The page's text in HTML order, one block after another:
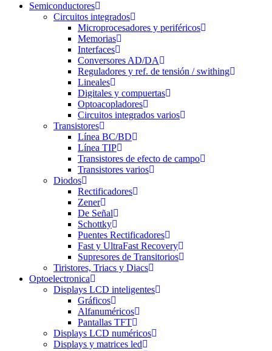
Semiconductores
Circuitos integrados
Microprocesadores y periféricos
Memorias
Interfaces
Conversores AD/DA
Reguladores y ref. de tensión / swithing
Lineales
Digitales y compuertas
Optoacopladores
Circuitos integrados varios
Transistores
Línea BC/BD
Línea TIP
Transistores de efecto de campo
Transistores varios
Diodos
Rectificadores
Zener
De Señal
Schottky
Puentes Rectificadores
Fast y UltraFast Recovery
Supresores de Transitorios
Tiristores, Triacs y Diacs
Optoelectronica
Displays LCD inteligentes
Gráficos
Alfanuméricos
Pantallas TFT
Displays LCD numéricos
Displays y matrices led